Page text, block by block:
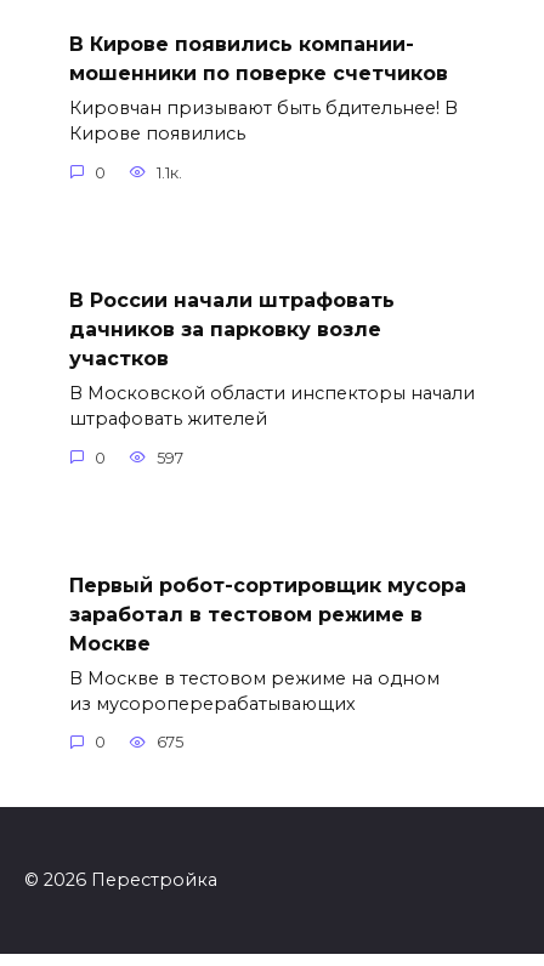
В Кирове появились компании-
мошенники по поверке счетчиков
Кировчан призывают быть бдительнее! В
Кирове появились
0 1.1к.
В России начали штрафовать
дачников за парковку возле
участков
В Московской области инспекторы начали
штрафовать жителей
0 597
Первый робот-сортировщик мусора
заработал в тестовом режиме в
Москве
В Москве в тестовом режиме на одном
из мусороперерабатывающих
0 675
© 2026 Перестройка